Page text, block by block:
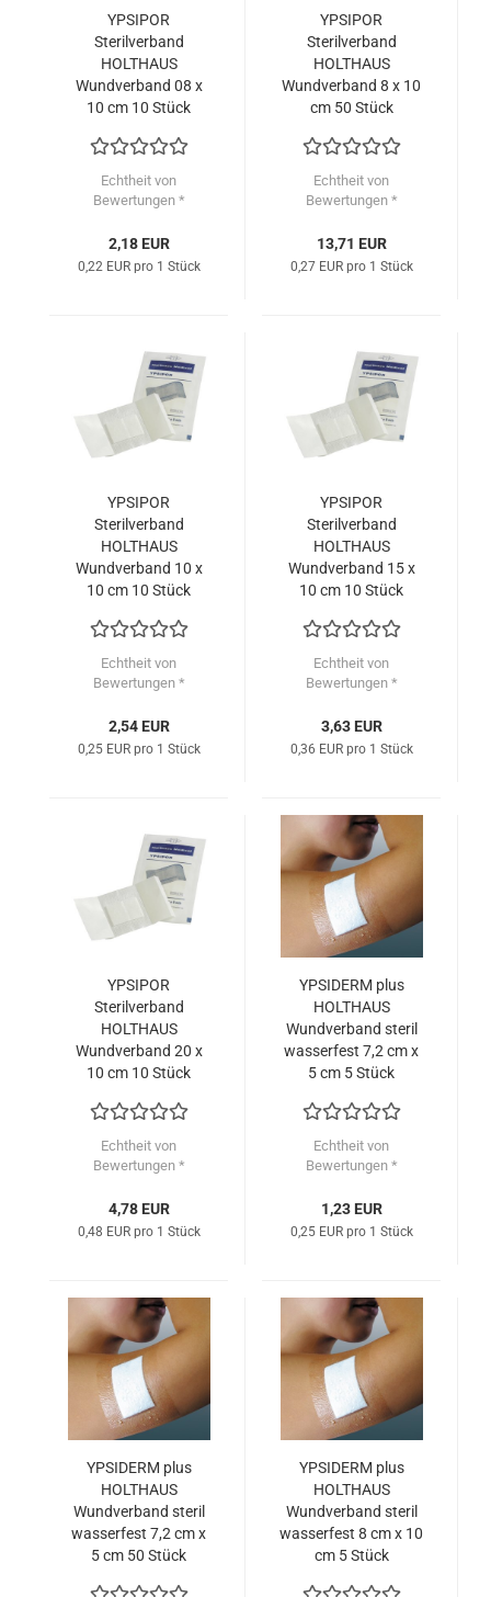
YPSIPOR
Sterilverband
HOLTHAUS
Wundverband 08 x
10 cm 10 Stück
Echtheit von
Bewertungen *
2,18 EUR
0,22 EUR pro 1 Stück
YPSIPOR
Sterilverband
HOLTHAUS
Wundverband 8 x 10
cm 50 Stück
Echtheit von
Bewertungen *
13,71 EUR
0,27 EUR pro 1 Stück
YPSIPOR
Sterilverband
HOLTHAUS
Wundverband 10 x
10 cm 10 Stück
Echtheit von
Bewertungen *
2,54 EUR
0,25 EUR pro 1 Stück
YPSIPOR
Sterilverband
HOLTHAUS
Wundverband 15 x
10 cm 10 Stück
Echtheit von
Bewertungen *
3,63 EUR
0,36 EUR pro 1 Stück
YPSIPOR
Sterilverband
HOLTHAUS
Wundverband 20 x
10 cm 10 Stück
Echtheit von
Bewertungen *
4,78 EUR
0,48 EUR pro 1 Stück
YPSIDERM plus
HOLTHAUS
Wundverband steril
wasserfest 7,2 cm x
5 cm 5 Stück
Echtheit von
Bewertungen *
1,23 EUR
0,25 EUR pro 1 Stück
YPSIDERM plus
HOLTHAUS
Wundverband steril
wasserfest 7,2 cm x
5 cm 50 Stück
YPSIDERM plus
HOLTHAUS
Wundverband steril
wasserfest 8 cm x 10
cm 5 Stück